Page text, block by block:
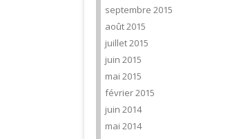
septembre 2015
août 2015
juillet 2015
juin 2015
mai 2015
février 2015
juin 2014
mai 2014